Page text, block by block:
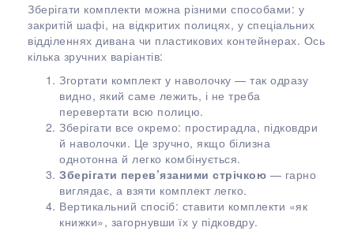
Зберігати комплекти можна різними способами: у
закритій шафі, на відкритих полицях, у спеціальних
відділеннях дивана чи пластикових контейнерах. Ось
кілька зручних варіантів:
Згортати комплект у наволочку — так одразу
видно, який саме лежить, і не треба
перевертати всю полицю.
Зберігати все окремо: простирадла, підковдри
й наволочки. Це зручно, якщо білизна
однотонна й легко комбінується.
Зберігати перев’язаними стрічкою — гарно
виглядає, а взяти комплект легко.
Вертикальний спосіб: ставити комплекти «як
книжки», загорнувши їх у підковдру.